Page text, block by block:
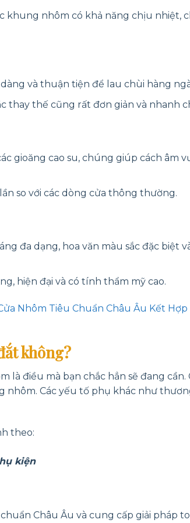
khung nhôm có khả năng chịu nhiệt,
và thuận tiện để lau chùi hàng
thay thế cũng rất đơn giản và nhanh
gioăng cao su, chúng giúp cách âm
so với các dòng cửa thông thường.
đa dạng, hoa văn màu sắc đặc biệt
hiện đại và có tính thẩm mỹ cao.
Nhôm Tiêu Chuẩn Châu Âu Kết
không?
điều mà bạn chắc hẳn sẽ đang cần.
Các yếu tố phụ khác như
theo:
kiện
Châu Âu và cung cấp giải pháp